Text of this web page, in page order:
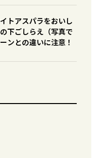
イトアスパラをおいし
下ごしらえ（写真で
ンとの違いに注意！